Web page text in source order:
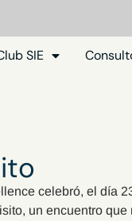
SIE
celebró, el día
un encuentro